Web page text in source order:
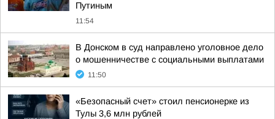
Путиным
11:54
В Донском в суд направлено уголовное дело
о мошенничестве с социальными выплатами
11:50
«Безопасный счет» стоил пенсионерке из
Тулы 3,6 млн рублей